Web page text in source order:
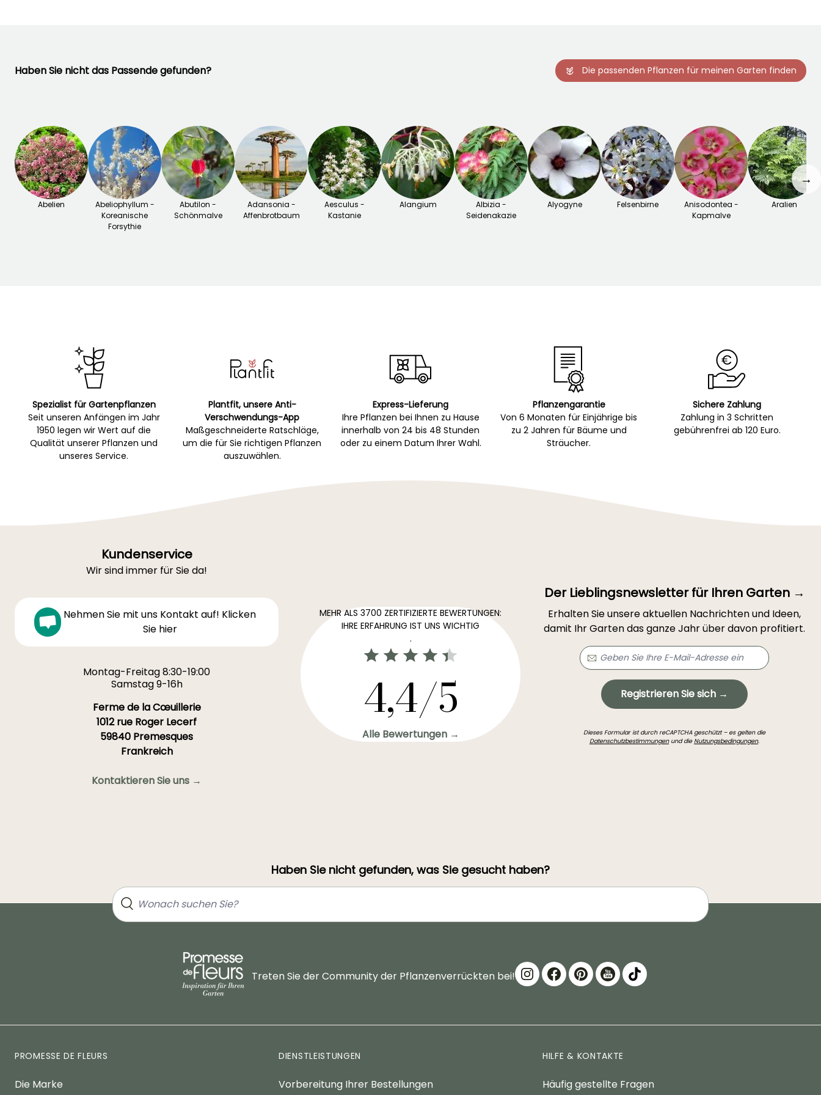
Haben Sie nicht das Passende gefunden? Die passenden Pflanzen für meinen Garten finden
Abelien
Abeliophyllum -
Koreanische
Forsythie
Abutilon -
Schönmalve
Adansonia -
Affenbrotbaum
Aesculus -
Kastanie
Alangium
Albizia -
Seidenakazie
Alyogyne Felsenbirne
Anisodontea -
Kapmalve
Aralien
→
Spezialist für Gartenpflanzen
Seit unseren Anfängen im Jahr
1950 legen wir Wert auf die
Qualität unserer Pflanzen und
unseres Service.
Plantfit, unsere Anti-
Verschwendungs-App
Maßgeschneiderte Ratschläge,
um die für Sie richtigen Pflanzen
auszuwählen.
Express-Lieferung
Ihre Pflanzen bei Ihnen zu Hause
innerhalb von 24 bis 48 Stunden
oder zu einem Datum Ihrer Wahl.
Pflanzengarantie
Von 6 Monaten für Einjährige bis
zu 2 Jahren für Bäume und
Sträucher.
Sichere Zahlung
Zahlung in 3 Schritten
gebührenfrei ab 120 Euro.
Kundenservice
Wir sind immer für Sie da!
Nehmen Sie mit uns Kontakt auf! Klicken
Sie hier
Montag-Freitag 8:30-19:00
Samstag 9-16h
Ferme de la Cœuillerie
1012 rue Roger Lecerf
59840 Premesques
Frankreich
Kontaktieren Sie uns →
MEHR ALS 3700 ZERTIFIZIERTE BEWERTUNGEN:
IHRE ERFAHRUNG IST UNS WICHTIG
.
4,4/5
Alle Bewertungen →
Der Lieblingsnewsletter für Ihren Garten →
Erhalten Sie unsere aktuellen Nachrichten und Ideen,
damit Ihr Garten das ganze Jahr über davon profitiert.
Registrieren Sie sich →
Dieses Formular ist durch reCAPTCHA geschützt – es gelten die
Datenschutzbestimmungenund dieNutzungsbedingungen.
Haben Sie nicht gefunden, was Sie gesucht haben?
Treten Sie der Community der Pflanzenverrückten bei!
PROMESSE DE FLEURS
Die Marke
DIENSTLEISTUNGEN
Vorbereitung Ihrer Bestellungen
HILFE & KONTAKTE
Häufig gestellte Fragen